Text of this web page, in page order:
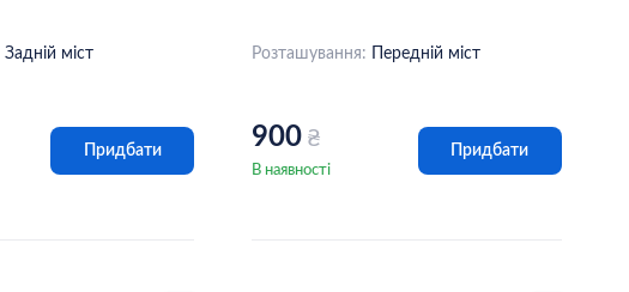
Задній міст
Придбати
Розташування: Передній міст
900 ₴
В наявності
Придбати